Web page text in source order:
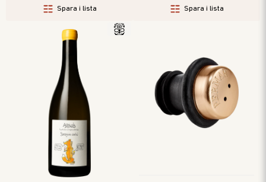
Spara i lista Spara i lista